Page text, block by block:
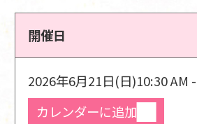
開催日
2026年6月21日(日)10:30 AM
カレンダーに追加